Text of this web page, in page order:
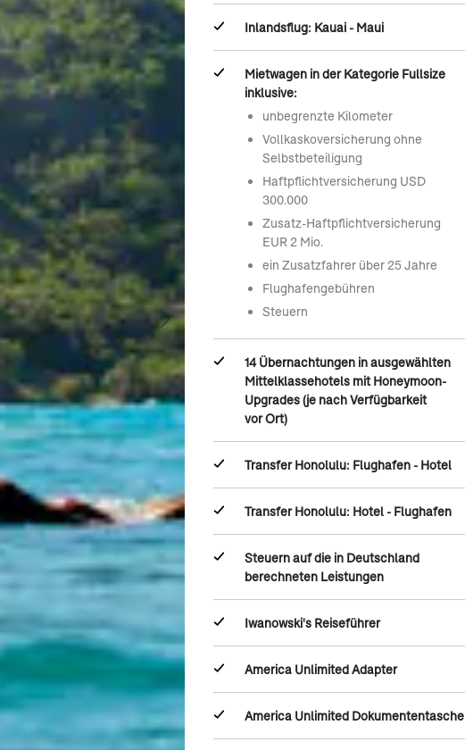
Inlandsflug: Kauai - Maui
Mietwagen in der Kategorie Fullsize
inklusive:
unbegrenzte Kilometer
Vollkaskoversicherung ohne
Selbstbeteiligung
Haftpflichtversicherung USD
300.000
Zusatz-Haftpflichtversicherung
EUR 2 Mio.
ein Zusatzfahrer über 25 Jahre
Flughafengebühren
Steuern
14 Übernachtungen in ausgewählten
Mittelklassehotels mit Honeymoon-
Upgrades (je nach Verfügbarkeit
vor Ort)
Transfer Honolulu: Flughafen - Hotel
Transfer Honolulu: Hotel - Flughafen
Steuern auf die in Deutschland
berechneten Leistungen
Iwanowski's Reiseführer
America Unlimited Adapter
America Unlimited Dokumententasche